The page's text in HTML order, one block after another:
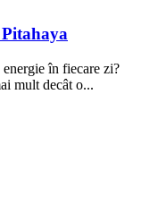
în fiecare zi?
mult decât o...